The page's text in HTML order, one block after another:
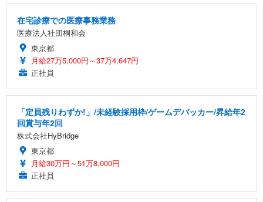
在宅診療での医療事務業務
医療法人社団桐和会
東京都
月給27万5,000円～37万4,647円
正社員
「定員残りわずか!」/未経験採用枠/ゲームデバッカー/昇給年2
回賞与年2回
株式会社HyBridge
東京都
月給30万円～51万8,000円
正社員